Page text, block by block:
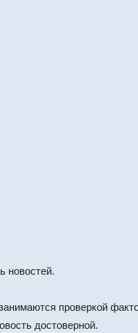
новостей.
проверкой
достоверной.